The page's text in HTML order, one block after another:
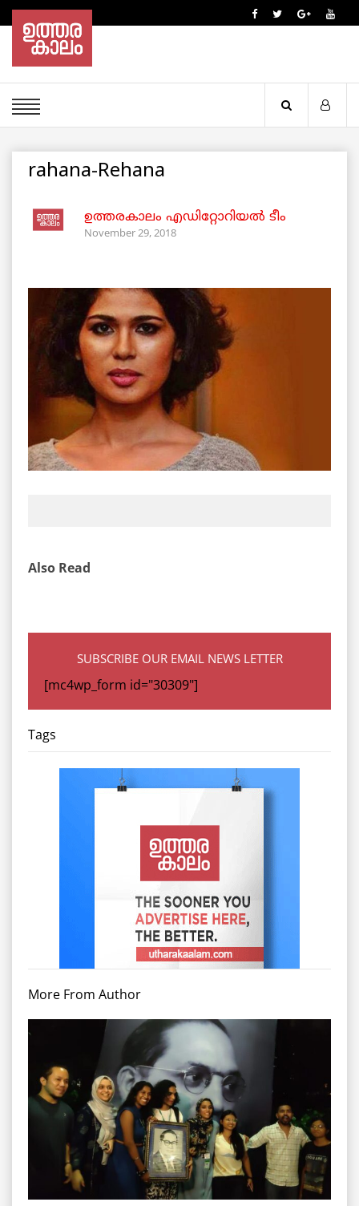
rahana-Rehana
ഉത്തരകാലം എഡിറ്റോറിയല്‍ ടീം
November 29, 2018
Also Read
SUBSCRIBE OUR EMAIL NEWS LETTER
[mc4wp_form id="30309"]
Tags
More From Author